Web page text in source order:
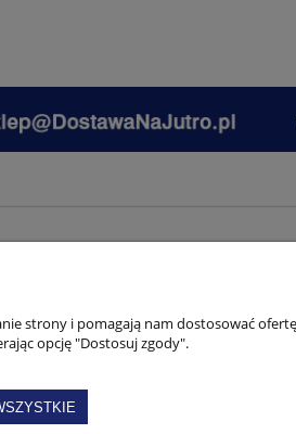
strony i pomagają nam dostosować
opcję "Dostosuj zgody".